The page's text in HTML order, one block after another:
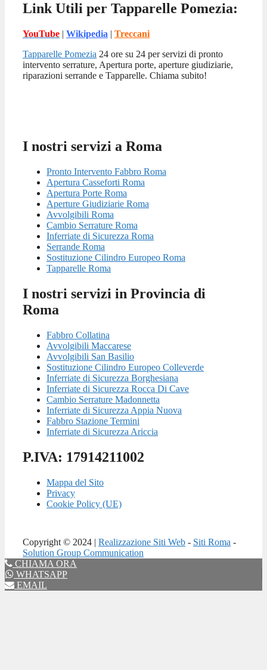
Link Utili per Tapparelle Pomezia:
YouTube | Wikipedia | Treccani
Tapparelle Pomezia 24 ore su 24 per servizi di pronto
intervento serrature, Apertura porte, aperture giudiziarie,
riparazioni serrande e Tapparelle. Chiama subito!
I nostri servizi a Roma
Pronto Intervento Fabbro Roma
Apertura Casseforti Roma
Apertura Porte Roma
Aperture Giudiziarie Roma
Avvolgibili Roma
Cambio Serrature Roma
Inferriate di Sicurezza Roma
Serrande Roma
Sostituzione Cilindro Europeo Roma
Tapparelle Roma
I nostri servizi in Provincia di
Roma
Fabbro Collatina
Avvolgibili Maccarese
Avvolgibili San Basilio
Sostituzione Cilindro Europeo Colleverde
Inferriate di Sicurezza Borghesiana
Inferriate di Sicurezza Rocca Di Cave
Cambio Serrature Madonnetta
Inferriate di Sicurezza Appia Nuova
Fabbro Stazione Termini
Inferriate di Sicurezza Ariccia
P.IVA: 17914211002
Mappa del Sito
Privacy
Cookie Policy (UE)
Copyright © 2024 | Realizzazione Siti Web - Siti Roma -
Solution Group Communication
CHIAMA ORA
WHATSAPP
EMAIL